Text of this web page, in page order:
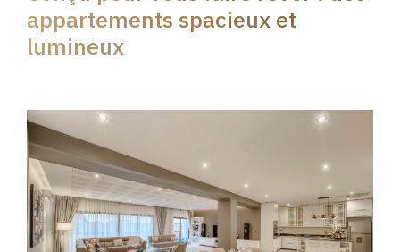
appartements spacieux et
lumineux